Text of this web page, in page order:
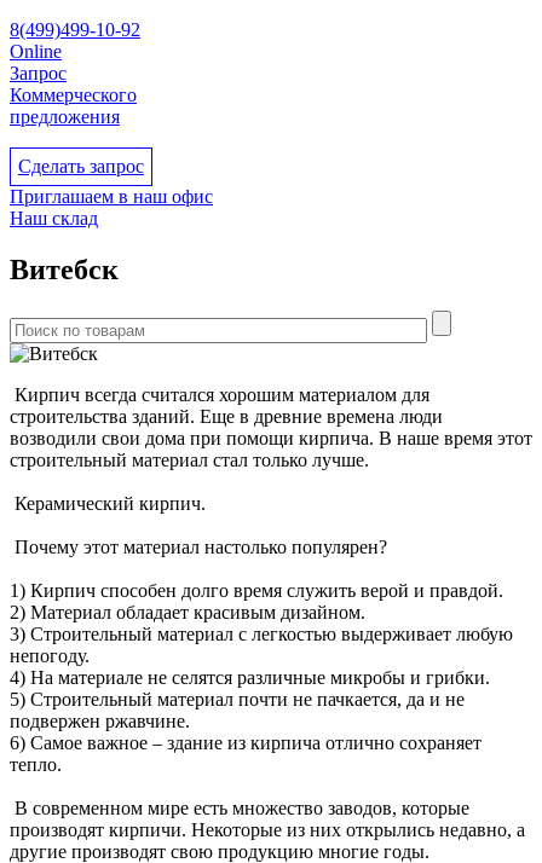
8(499)499-10-92
Online
Запрос
Коммерческого
предложения
Сделать запрос
Приглашаем в наш офис
Наш склад
Витебск
Кирпич всегда считался хорошим материалом для
строительства зданий. Еще в древние времена люди
возводили свои дома при помощи кирпича. В наше время этот
строительный материал стал только лучше.
Керамический кирпич.
Почему этот материал настолько популярен?
1) Кирпич способен долго время служить верой и правдой.
2) Материал обладает красивым дизайном.
3) Строительный материал с легкостью выдерживает любую
непогоду.
4) На материале не селятся различные микробы и грибки.
5) Строительный материал почти не пачкается, да и не
подвержен ржавчине.
6) Самое важное – здание из кирпича отлично сохраняет
тепло.
В современном мире есть множество заводов, которые
производят кирпичи. Некоторые из них открылись недавно, а
другие производят свою продукцию многие годы.